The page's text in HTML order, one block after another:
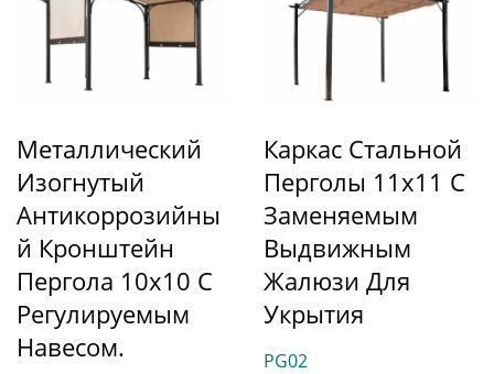
Металлический
Изогнутый
Антикоррозийны
Й Кронштейн
Пергола 10x10 С
Регулируемым
Навесом.
Каркас Стальной
Перголы 11x11 С
Заменяемым
Выдвижным
Жалюзи Для
Укрытия
PG02